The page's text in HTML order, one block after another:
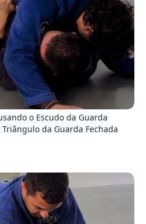
o Escudo da Guarda
da Guarda Fechada